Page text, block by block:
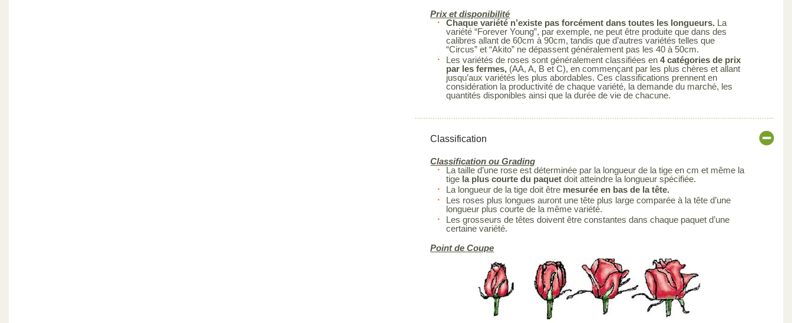
Prix et disponibilité
Chaque variété n’existe pas forcément dans toutes les longueurs. La
variété “Forever Young”, par exemple, ne peut être produite que dans des
calibres allant de 60cm à 90cm, tandis que d’autres variétés telles que
“Circus” et “Akito” ne dépassent généralement pas les 40 à 50cm.
Les variétés de roses sont généralement classifiées en4 catégories de prix
par les fermes, (AA, A, B et C), en commençant par les plus chères et allant
jusqu’aux variétés les plus abordables. Ces classifications prennent en
considération la productivité de chaque variété, la demande du marché, les
quantités disponibles ainsi que la durée de vie de chacune.
Classification
Classification ou Grading
La taille d’une rose est déterminée par la longueur de la tige en cm et même la
tige la plus courte du paquet doit atteindre la longueur spécifiée.
La longueur de la tige doit être mesurée en bas de la tête.
Les roses plus longues auront une tête plus large comparée à la tête d’une
longueur plus courte de la même variété.
Les grosseurs de têtes doivent être constantes dans chaque paquet d’une
certaine variété.
Point de Coupe